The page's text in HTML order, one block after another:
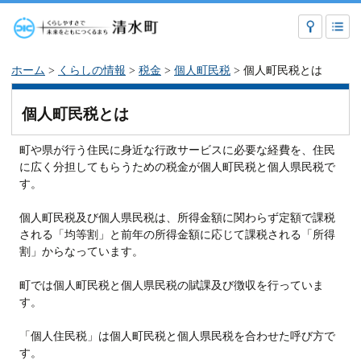
ホーム > くらしの情報 > 税金 > 個人町民税 > 個人町民税とは
個人町民税とは
町や県が行う住民に身近な行政サービスに必要な経費を、住民
に広く分担してもらうための税金が個人町民税と個人県民税で
す。
個人町民税及び個人県民税は、所得金額に関わらず定額で課税
される「均等割」と前年の所得金額に応じて課税される「所得
割」からなっています。
町では個人町民税と個人県民税の賦課及び徴収を行っていま
す。
「個人住民税」は個人町民税と個人県民税を合わせた呼び方で
す。